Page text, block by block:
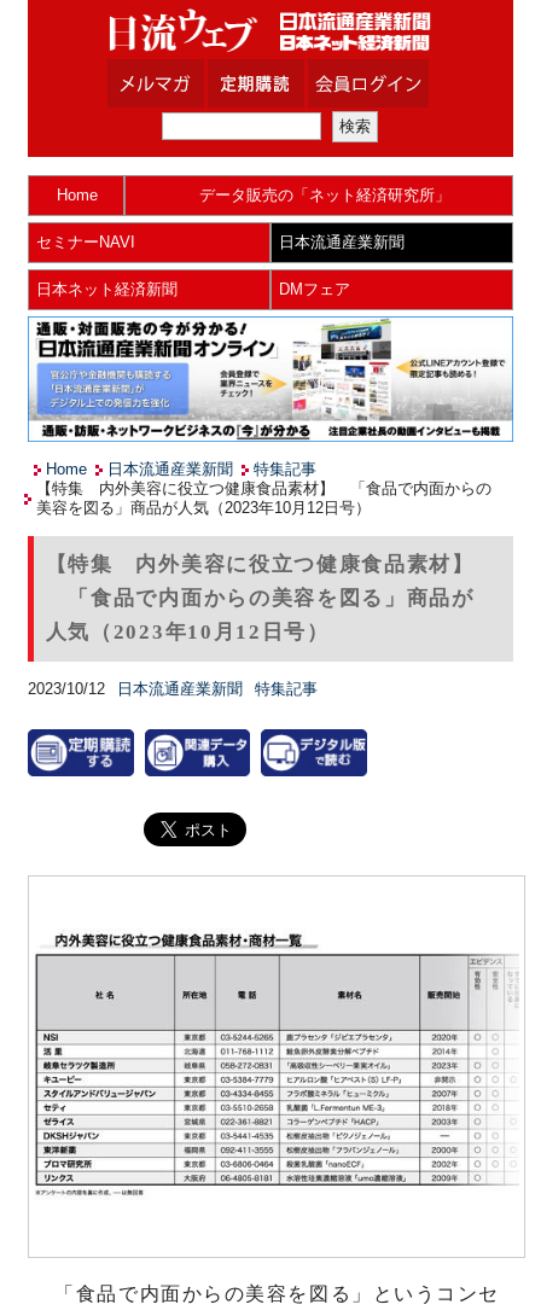
Home データ販売の「ネット経済研究所」
セミナーNAVI 日本流通産業新聞
日本ネット経済新聞 DMフェア
Home 日本流通産業新聞
特集記事
【特集 内外美容に役立つ健康食品素材】 「食品で内面からの
美容を図る」商品が人気（2023年10月12日号）
【特集 内外美容に役立つ健康食品素材】
「食品で内面からの美容を図る」商品が
人気（2023年10月12日号）
2023/10/12 日本流通産業新聞 特集記事
「食品で内面からの美容を図る」というコンセ